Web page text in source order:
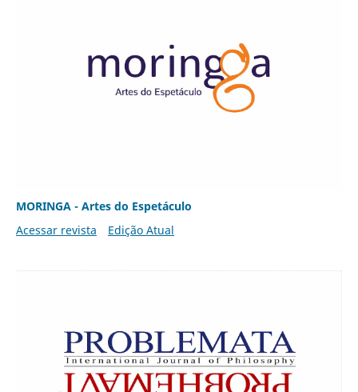
MORINGA - Artes do Espetáculo
Acessar revista
Edição Atual